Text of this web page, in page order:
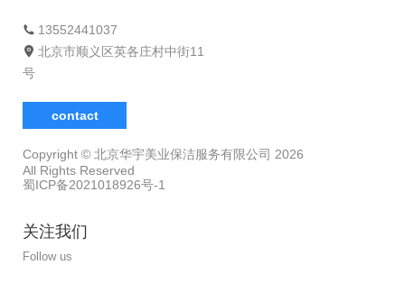
13552441037
北京市顺义区英各庄村中街11
号
contact
Copyright © 北京华宇美业保洁服务有限公司 2026
All Rights Reserved
蜀ICP备2021018926号-1
关注我们
Follow us